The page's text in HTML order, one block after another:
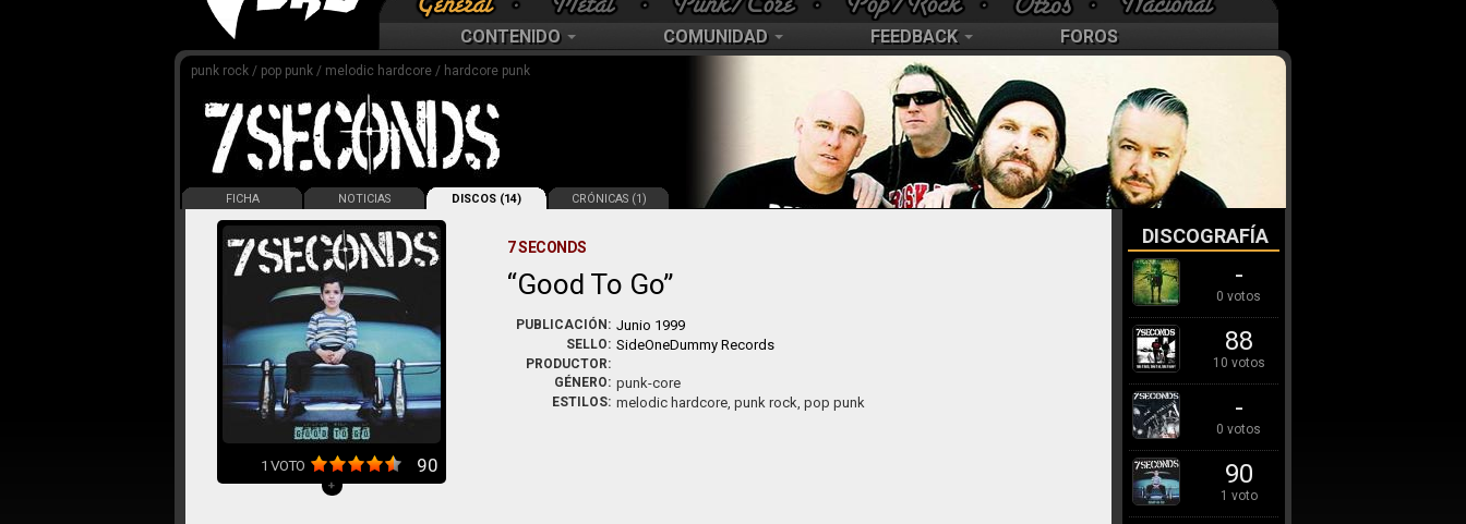
CONTENIDO COMUNIDAD FEEDBACK FOROS
punk rock / pop punk / melodic hardcore / hardcore punk
FICHA NOTICIAS DISCOS (14) CRÓNICAS (1)
1 VOTO 90
+
7 SECONDS
Good To Go
PUBLICACIÓN: Junio 1999
SELLO: SideOneDummy Records
PRODUCTOR:
GÉNERO: punk-core
ESTILOS: melodic hardcore, punk rock, pop punk
DISCOGRAFÍA
-
0 votos
88
10 votos
-
0 votos
90
1 voto